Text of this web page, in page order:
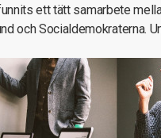
ett tätt samarbete
och Socialdemokraterna.